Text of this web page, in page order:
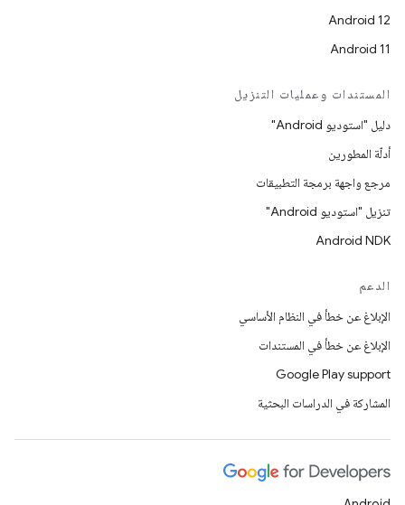
Android 12
Android 11
المستندات وعمليات التنزيل
دليل "استوديو Android"
أدلّة المطورين
مرجع واجهة برمجة التطبيقات
تنزيل "استوديو Android"
Android NDK
الدعم
الإبلاغ عن خطأ في النظام الأساسي
الإبلاغ عن خطأ في المستندات
Google Play support
المشاركة في الدراسات البحثية